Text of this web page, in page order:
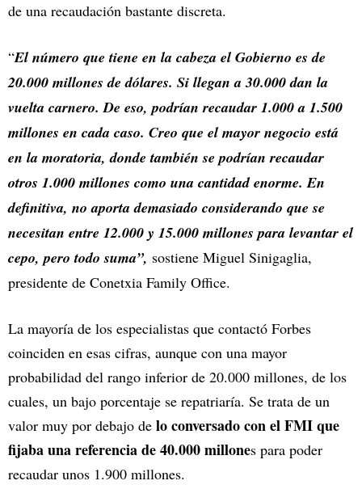
de una recaudación bastante discreta.
“El número que tiene en la cabeza el Gobierno es de
20.000 millones de dólares. Si llegan a 30.000 dan la
vuelta carnero. De eso, podrían recaudar 1.000 a 1.500
millones en cada caso. Creo que el mayor negocio está
en la moratoria, donde también se podrían recaudar
otros 1.000 millones como una cantidad enorme. En
definitiva, no aporta demasiado considerando que se
necesitan entre 12.000 y 15.000 millones para levantar el
cepo, pero todo suma”, sostiene Miguel Sinigaglia,
presidente de Conetxia Family Office.
La mayoría de los especialistas que contactó Forbes
coinciden en esas cifras, aunque con una mayor
probabilidad del rango inferior de 20.000 millones, de los
cuales, un bajo porcentaje se repatriaría. Se trata de un
valor muy por debajo de lo conversado con el FMI que
fijaba una referencia de 40.000 millones para poder
recaudar unos 1.900 millones.